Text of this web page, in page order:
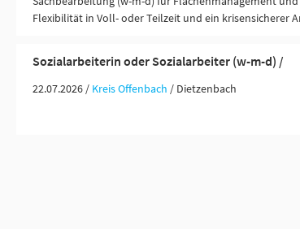
Flexibilität in Voll- oder Teilzeit und ein krisensicherer
Sozialarbeiterin oder Sozialarbeiter (w-m-d) /
22.07.2026 / Kreis Offenbach / Dietzenbach